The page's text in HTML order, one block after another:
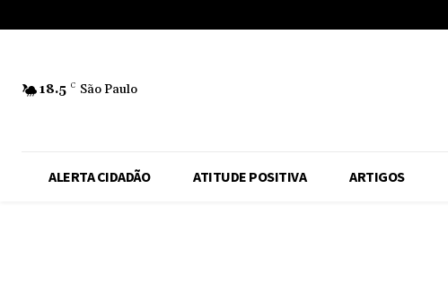
18.5 C São Paulo
ALERTA CIDADÃO ATITUDE POSITIVA ARTIGOS